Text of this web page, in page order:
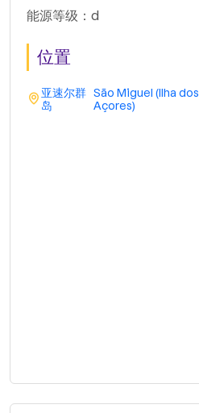
能源等级：d
位置
亚速尔群
岛
São Miguel (Ilha dos
Açores)